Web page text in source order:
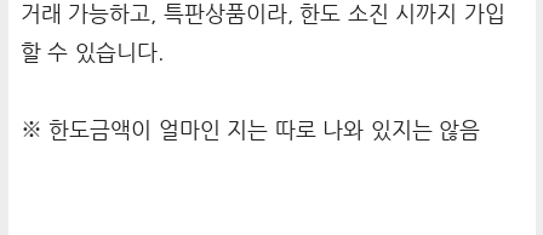
거래 가능하고, 특판상품이라, 한도 소진 시까지 가입
할 수 있습니다.
※ 한도금액이 얼마인 지는 따로 나와 있지는 않음